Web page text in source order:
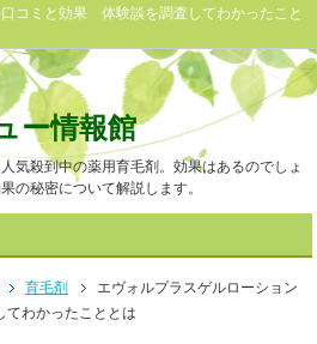
コミと効果 体験談を調査してわかったこと
ー情報館
気殺到中の薬用育毛剤。効果はあるのでしょ
の秘密について解説します。
育毛剤
エヴォルプラスゲルローション
わかったこととは